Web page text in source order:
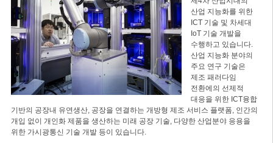
산업 지능화를 위한
ICT 기술 및 차세대
IoT 기술 개발을
수행하고 있습니다.
산업 지능화 분야의
주요 연구 기술은
제조 패러다임
전환에의 선제적
대응을 위한 ICT융합
기반의 공장내 유연생산, 공장을 연결하는 개방형 제조 서비스 플랫폼, 인간의
개입 없이 개인화 제품을 생산하는 미래 공장 기술, 다양한 산업분야 응용을
위한 가시광통신 기술 개발 등이 있습니다.